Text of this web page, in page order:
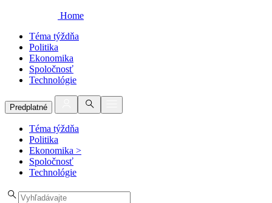
Home
Téma týždňa
Politika
Ekonomika
Spoločnosť
Technológie
Predplatné
Téma týždňa
Politika
Ekonomika >
Spoločnosť
Technológie